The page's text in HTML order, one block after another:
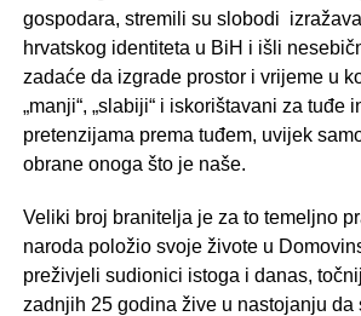
gospodara, stremili su slobodi
hrvatskog identiteta u BiH i išli
zadaće da izgrade prostor i vrijeme u
„manji“, „slabiji“ i iskorištavani za tuđe
pretenzijama prema tuđem, uvijek
obrane onoga što je naše.
Veliki broj branitelja je za to temeljno
naroda položio svoje živote u
preživjeli sudionici istoga i danas,
zadnjih 25 godina žive u nastojanju da